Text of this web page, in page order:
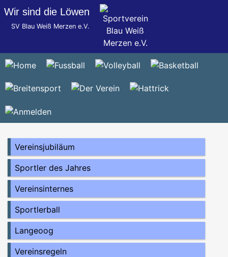
Wir sind die Löwen
SV Blau Weiß Merzen e.V.
Vereinsjubiläum
Sportler des Jahres
Vereinsinternes
Sportlerball
Langeoog
Vereinsregeln